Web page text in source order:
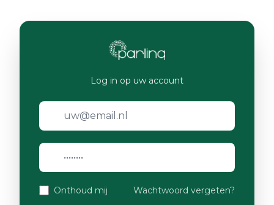
Log in op uw account
Onthoud mij Wachtwoord vergeten?